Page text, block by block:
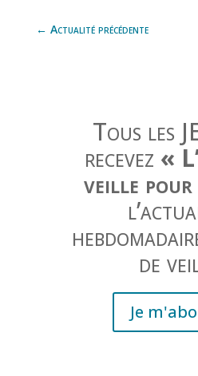
← Actualité précédente
Tous les
recevez «
veille
de
Je